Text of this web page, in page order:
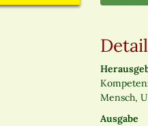
Mensch,
Ausgabe